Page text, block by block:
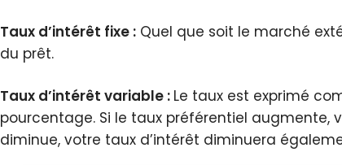
Taux d’intérêt fixe : Quel que soit le marché
du prêt.
Taux d’intérêt variable : Le taux est exprimé
pourcentage. Si le taux préférentiel augmente,
diminue, votre taux d’intérêt diminuera